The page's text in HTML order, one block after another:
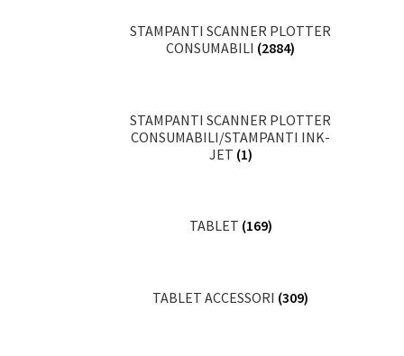
STAMPANTI SCANNER PLOTTER
CONSUMABILI (2884)
STAMPANTI SCANNER PLOTTER
CONSUMABILI/STAMPANTI INK-
JET (1)
TABLET (169)
TABLET ACCESSORI (309)